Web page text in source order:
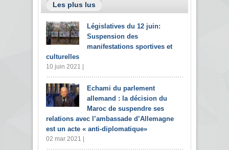
Les plus lus
Législatives du 12 juin:
Suspension des
manifestations sportives et
culturelles
10 juin 2021 |
Echami du parlement
allemand : la décision du
Maroc de suspendre ses
relations avec l’ambassade d’Allemagne
est un acte « anti-diplomatique»
02 mar 2021 |